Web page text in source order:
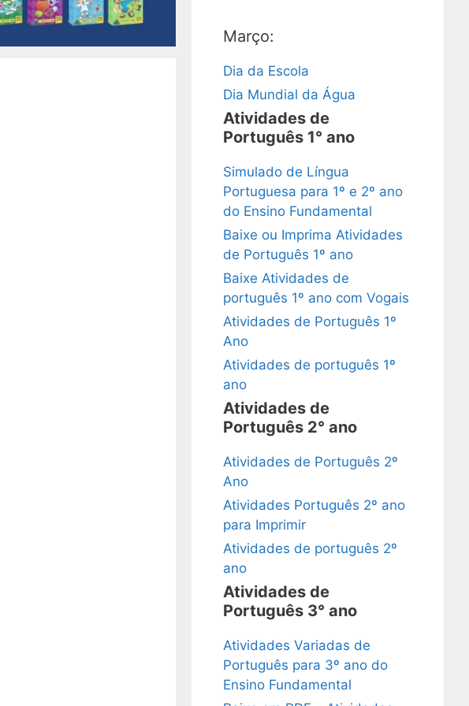
Março:
Dia da Escola
Dia Mundial da Água
Atividades de
Português 1° ano
Simulado de Língua
Portuguesa para 1º e 2º ano
do Ensino Fundamental
Baixe ou Imprima Atividades
de Português 1º ano
Baixe Atividades de
português 1º ano com Vogais
Atividades de Português 1º
Ano
Atividades de português 1º
ano
Atividades de
Português 2° ano
Atividades de Português 2º
Ano
Atividades Português 2º ano
para Imprimir
Atividades de português 2º
ano
Atividades de
Português 3° ano
Atividades Variadas de
Português para 3º ano do
Ensino Fundamental